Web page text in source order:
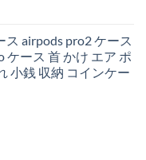
airpods pro2 ケース
ケース 首 かけ エア ポ
小銭 収納 コインケー